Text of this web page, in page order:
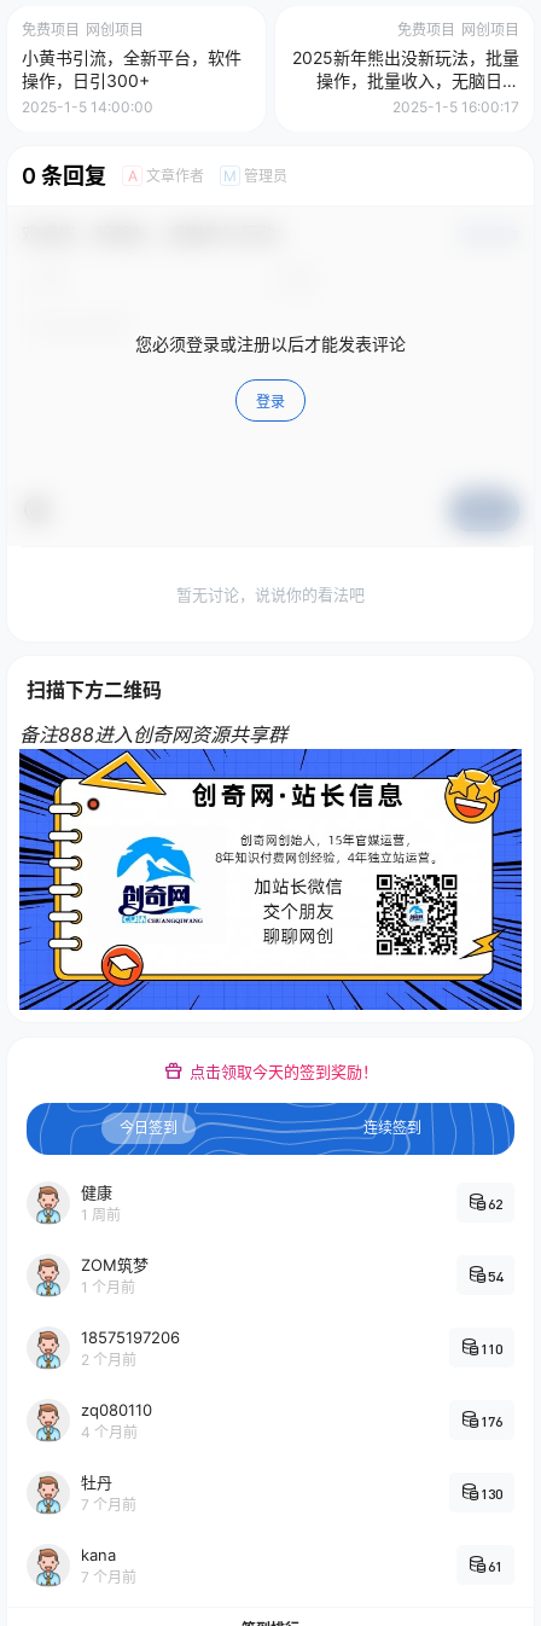
免费项目 网创项目
小黄书引流，全新平台，软件
操作，日引300+
2025-1-5 14:00:00
免费项目 网创项目
2025新年熊出没新玩法，批量
操作，批量收入，无脑日入
2000+
2025-1-5 16:00:17
0 条回复 A 文章作者 M 管理员
您必须登录或注册以后才能发表评论
登录
暂无讨论，说说你的看法吧
扫描下方二维码
备注888进入创奇网资源共享群
点击领取今天的签到奖励！
今日签到 连续签到
健康
1 周前
62
ZOM筑梦
1 个月前
54
18575197206
2 个月前
110
zq080110
4 个月前
176
牡丹
7 个月前
130
kana
7 个月前
61